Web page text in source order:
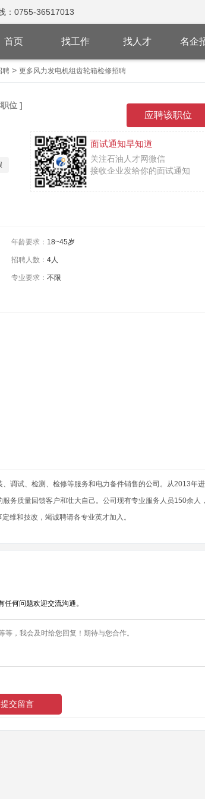
：0755-36517013
首页 找工作 找人才 名企
聘> 更多风力发电机组齿轮箱检修招聘
位 ]
面试通知早知道
关注石油人才网微信
接收企业发给你的面试通知
年龄要求： 18~45岁
招聘人数： 4人
专业要求： 不限
调试、检测、检修等服务和电力备件销售的公司。从2013年进
务质量回馈客户和壮大自己。公司现有专业服务人员150余人，
维和技改，竭诚聘请各专业英才加入。
何问题欢迎交流沟通。